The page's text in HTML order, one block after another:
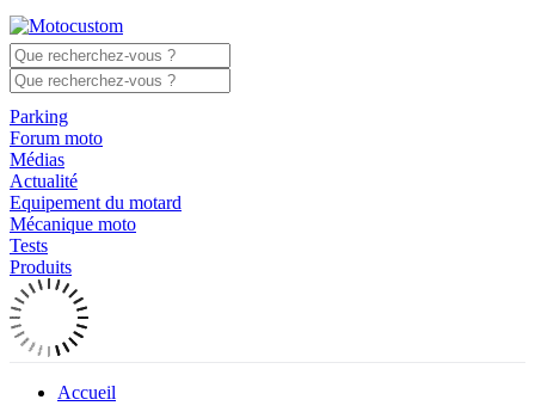
Parking
Forum moto
Médias
Actualité
Equipement du motard
Mécanique moto
Tests
Produits
Accueil